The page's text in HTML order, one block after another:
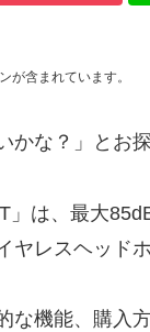
が含まれています。
かな？」とお探
は、最大
レスヘッドホ
機能、購入